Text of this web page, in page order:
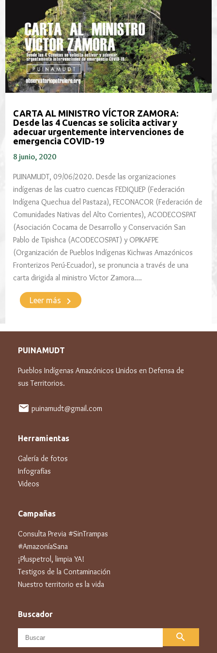
CARTA AL MINISTRO VÍCTOR ZAMORA:
Desde las 4 Cuencas se solicita activar y
adecuar urgentemente intervenciones de
emergencia COVID-19
8 junio, 2020
PUINAMUDT, 09/06/2020. Desde las organizaciones
indígenas de las cuatro cuencas FEDIQUEP (Federación
Indígena Quechua del Pastaza), FECONACOR (Federación de
Comunidades Nativas del Alto Corrientes), ACODECOSPAT
(Asociación Cocama de Desarrollo y Conservación San
Pablo de Tipishca (ACODECOSPAT) y OPIKAFPE
(Organización de Pueblos Indígenas Kichwas Amazónicos
Fronterizos Perú-Ecuador), se pronuncia a través de una
carta dirigida al ministro Víctor Zamora….
Leer más keyboard_arrow_right
PUINAMUDT
Pueblos Indígenas Amazónicos Unidos en Defensa de
sus Territorios.
mail puinamudt@gmail.com
Herramientas
Galería de fotos
Infografías
Videos
Campañas
Consulta Previa #SinTrampas
#AmazoníaSana
¡Pluspetrol, limpia YA!
Testigos de la Contaminación
Nuestro territorio es la vida
Buscador
search